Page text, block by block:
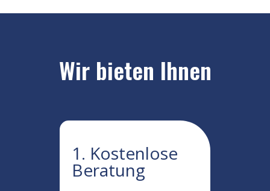
Wir bieten Ihnen
1. Kostenlose
Beratung